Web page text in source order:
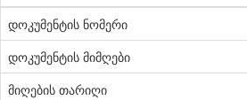
დოკუმენტის ნომერი
დოკუმენტის მიმღები
მიღების თარიღი